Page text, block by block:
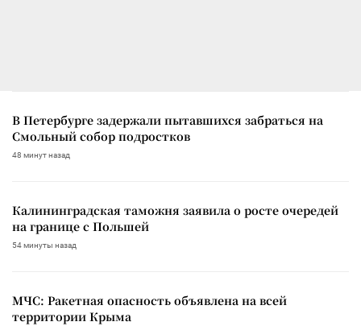
В Петербурге задержали пытавшихся забраться на
Смольный собор подростков
48 минут назад
Калининградская таможня заявила о росте очередей
на границе с Польшей
54 минуты назад
МЧС: Ракетная опасность объявлена на всей
территории Крыма